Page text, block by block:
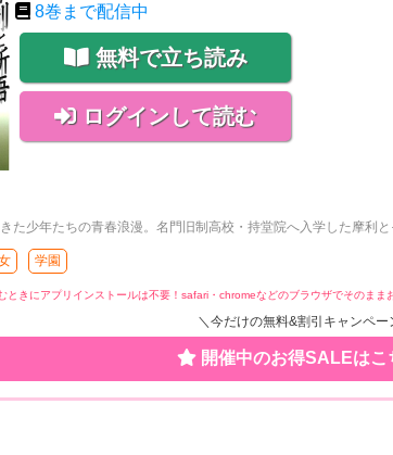
8巻まで配信中
無料で立ち読み
ログインして読む
た少年たちの青春浪漫。名門旧制高校・持堂院へ入学した摩利
学園
ときにアプリインストールは不要！ safari・chromeなどのブラウザでそのまま
＼今だけの無料&割引キャンペー
開催中のお得SALEはこ